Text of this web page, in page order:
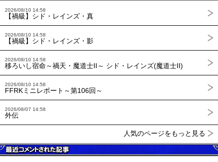
2026/08/10 14:58
【禍級】シド・レインズ・真
2026/08/10 14:58
【禍級】シド・レインズ・影
2026/08/10 14:58
移ろいし宿命～禍天・魔道士II～ シド・レインズ(魔道士II)
2026/08/10 14:58
FFRKミニレポート～第106回～
2026/08/07 14:58
外伝
人気のページをもっと見る